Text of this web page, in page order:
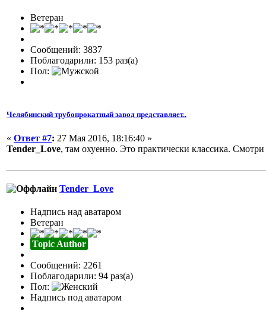
Ветеран
Сообщений: 3837
Поблагодарили: 153 раз(а)
Пол:
Челябинский трубопрокатный завод представляет..
« Ответ #7: 27 Мая 2016, 18:16:40 »
Tender_Love, там охуенно. Это практически классика.
Tender_Love
Надпись над аватаром
Ветеран
Topic Author
Сообщений: 2261
Поблагодарили: 94 раз(а)
Пол:
Надпись под аватаром